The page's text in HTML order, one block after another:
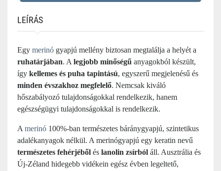
LEÍRÁS
Egy merinó gyapjú mellény biztosan megtalálja a helyét a
ruhatárjában. A legjobb minőségű anyagokból készült,
így kellemes és puha tapintású, egyszerű megjelenésű és
minden évszakhoz megfelelő. Nemcsak kiváló
hőszabályozó tulajdonságokkal rendelkezik, hanem
egészségügyi tulajdonságokkal is rendelkezik.
A merinó 100%-ban természetes báránygyapjú, szintetikus
adalékanyagok nélkül. A merinógyapjú egy keratin nevű
természetes fehérjéből és lanolin zsírból áll. Ausztrália és
Új-Zéland hidegebb vidékein egész évben legeltető,